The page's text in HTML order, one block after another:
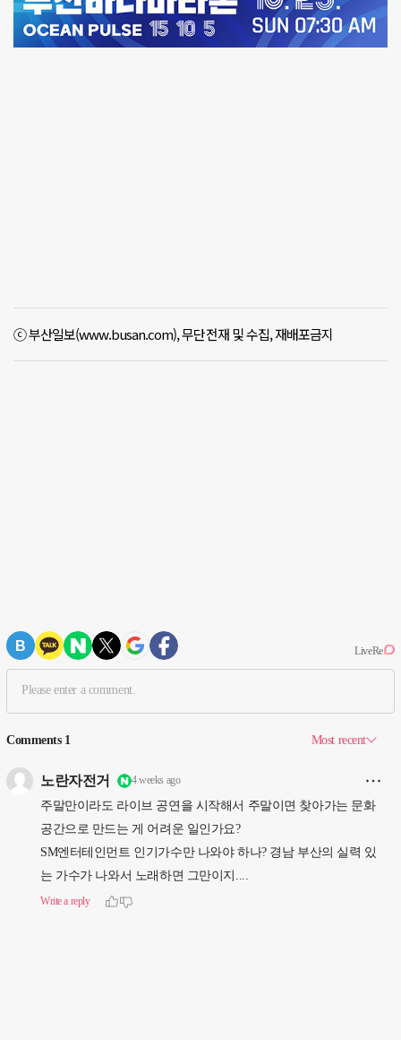
ⓒ 부산일보(www.busan.com), 무단전재 및 수집, 재배포금지